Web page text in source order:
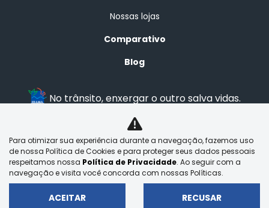
Nossas lojas
Comparativo
Blog
No trânsito, enxergar o outro salva vidas.
BRASAL VEICULOS LTDA
29.525.970/0002-73
Para otimizar sua experiência durante a navegação, fazemos uso
de nossa Política de Cookies e para proteger seus dados pessoais
respeitamos nossa Política de Privacidade. Ao seguir com a
navegação e visita você concorda com nossas Políticas.
ACEITAR RECUSAR